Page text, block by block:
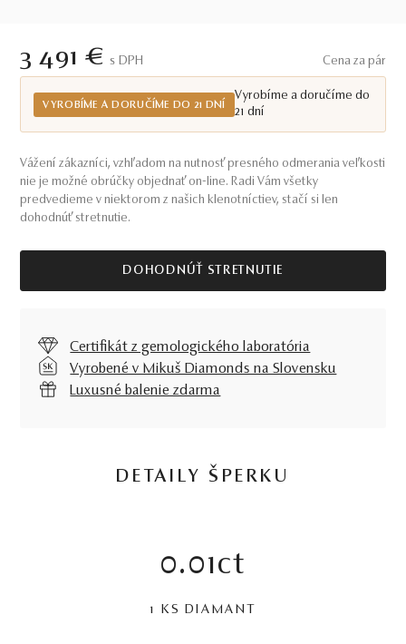
3 491 € S DPH Cena za pár
VYROBÍME A DORUČÍME DO 21 DNÍ
Vyrobíme a doručíme do
21 dní
Vážení zákazníci, vzhľadom na nutnosť presného odmerania veľkosti
nie je možné obrúčky objednať on-line. Radi Vám všetky
predvedieme v niektorom z našich klenotníctiev, stačí si len
dohodnúť stretnutie.
DOHODNÚŤ STRETNUTIE
Certifikát z gemologického laboratória
Vyrobené v Mikuš Diamonds na Slovensku
Luxusné balenie zdarma
DETAILY ŠPERKU
0.01ct
1 KS DIAMANT